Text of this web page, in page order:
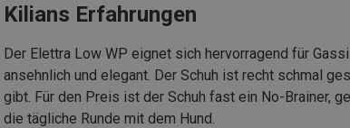
Kilians Erfahrungen
Der Elettra Low WP eignet sich hervorragend für
ansehnlich und elegant. Der Schuh ist recht schmal
gibt. Für den Preis ist der Schuh fast ein No-Brainer,
die tägliche Runde mit dem Hund.